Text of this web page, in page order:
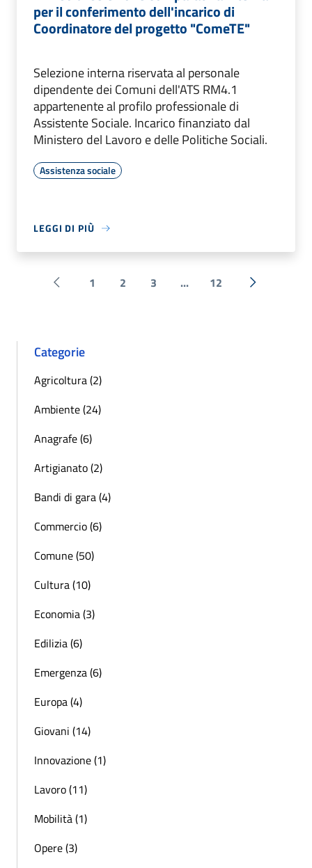
per il conferimento dell'incarico di
Coordinatore del progetto "ComeTE"
Selezione interna riservata al personale
dipendente dei Comuni dell'ATS RM4.1
appartenente al profilo professionale di
Assistente Sociale. Incarico finanziato dal
Ministero del Lavoro e delle Politiche Sociali.
Assistenza sociale
LEGGI DI PIÙ
Pagina precedente
1 2 3 ... 12 Successiva
Categorie
Agricoltura (2)
Ambiente (24)
Anagrafe (6)
Artigianato (2)
Bandi di gara (4)
Commercio (6)
Comune (50)
Cultura (10)
Economia (3)
Edilizia (6)
Emergenza (6)
Europa (4)
Giovani (14)
Innovazione (1)
Lavoro (11)
Mobilità (1)
Opere (3)